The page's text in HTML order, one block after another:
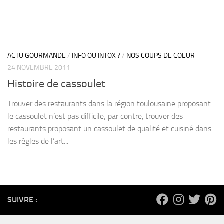
ACTU GOURMANDE / INFO OU INTOX ?/ NOS COUPS DE COEUR
24 NOVEMBRE 2011
Histoire de cassoulet
Trouver des restaurants dans la région toulousaine proposant
le cassoulet n’est pas difficile; par contre, trouver des
restaurants proposant un cassoulet de qualité et cuisiné dans
les règles de l’art...
SUIVRE :